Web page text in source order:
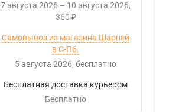
7 августа 2026 – 10 августа 2026
360 ₽
Самовывоз из магазина Шарпей
в С-Пб.
5 августа 2026
Бесплатно
Бесплатная доставка курьером
Бесплатно